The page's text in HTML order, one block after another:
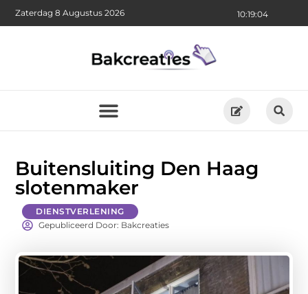
10:19:06
Zaterdag 8 Augustus 2026
Buitensluiting Den Haag
slotenmaker
DIENSTVERLENING
Gepubliceerd Door: Bakcreaties